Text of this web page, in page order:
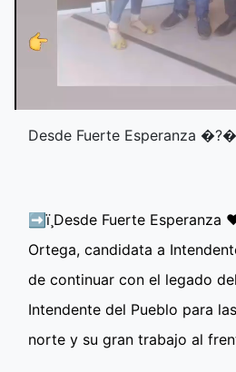
Desde Fuerte Esperanza
➡ï¸Desde Fuerte Esperanza
Ortega, candidata a
de continuar con el legado
Intendente del Pueblo para
norte y su gran trabajo al